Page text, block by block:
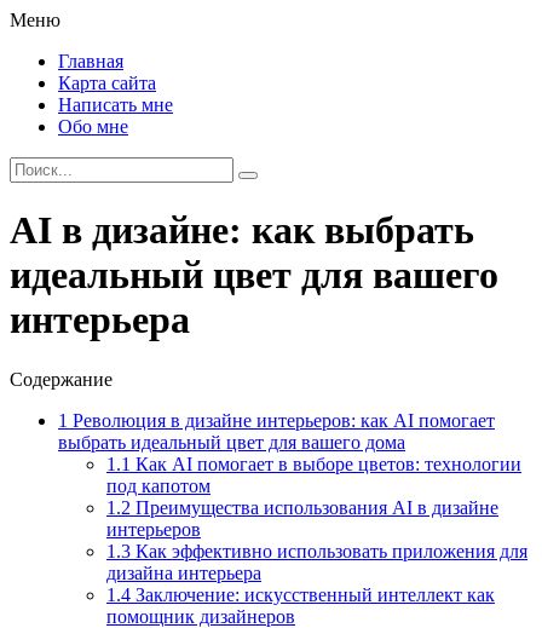
Меню
Главная
Карта сайта
Написать мне
Обо мне
AI в дизайне: как выбрать
идеальный цвет для вашего
интерьера
Содержание
1 Революция в дизайне интерьеров: как AI помогает
выбрать идеальный цвет для вашего дома
1.1 Как AI помогает в выборе цветов: технологии
под капотом
1.2 Преимущества использования AI в дизайне
интерьеров
1.3 Как эффективно использовать приложения для
дизайна интерьера
1.4 Заключение: искусственный интеллект как
помощник дизайнеров